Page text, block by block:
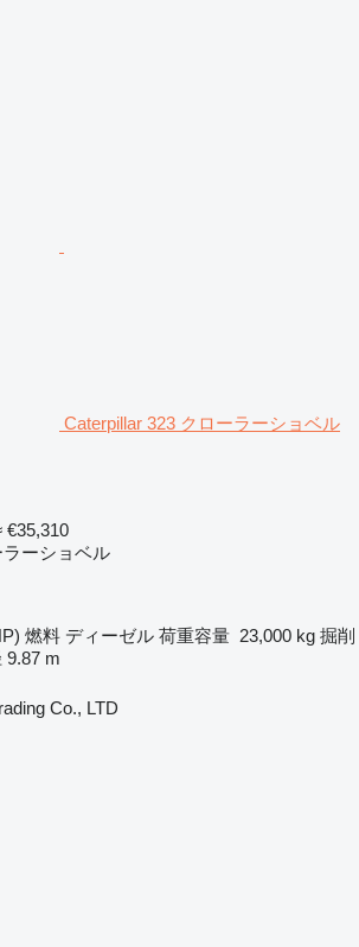
Caterpillar 323 クローラーショベル
€35,310
ーショベル
燃料 ディーゼル 荷重容量 23,000 kg 掘削
9.87 m
Co., LTD